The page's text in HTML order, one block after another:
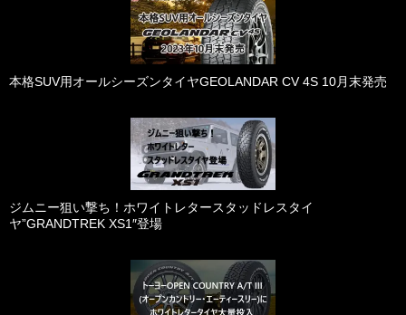
本格SUV用オールシーズンタイヤGEOLANDAR CV 4S 10月末発売
ジムニー狙い撃ち！ホワイトレタースタッドレスタイ
ヤ”GRANDTREK XS1″登場